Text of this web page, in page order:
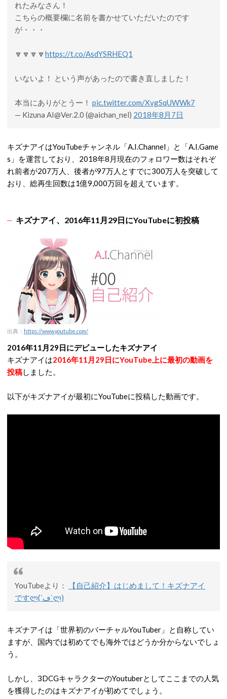
れたみなさん！
こちらの概要欄に名前を書かせていただいたのです
が・・・
🔽🔽🔽🔽https://t.co/AsdYSRHEQ1
いないよ！ という声があったので書き直しました！
本当にありがとうー！ pic.twitter.com/XvgSqUWWk7
— Kizuna AI@Ver.2.0 (@aichan_nel) 2018年8月7日
キズナアイはYouTubeチャンネル「A.I.Channel」と「A.I.Game
s」を運営しており、2018年8月現在のフォロワー数はそれぞ
れ前者が207万人、後者が97万人とすでに300万人を突破して
おり、総再生回数は1億9,000万回を超えています。
キズナアイ、2016年11月29日にYouTubeに初投稿
出典： https://www.youtube.com/
2016年11月29日にデビューしたキズナアイ
キズナアイは2016年11月29日にYouTube上に最初の動画を
投稿しました。
以下がキズナアイが最初にYouTubeに投稿した動画です。
YouTubeより：
【自己紹介】はじめまして！キズナアイ
ですლ(´ڡ`ლ)
キズナアイは「世界初のバーチャルYouTuber」と自称してい
ますが、国内では初めてでも海外ではどうか分からないでしょ
う。
しかし、3DCGキャラクターのYoutuberとしてここまでの人気
を獲得したのはキズナアイが初めてでしょう。